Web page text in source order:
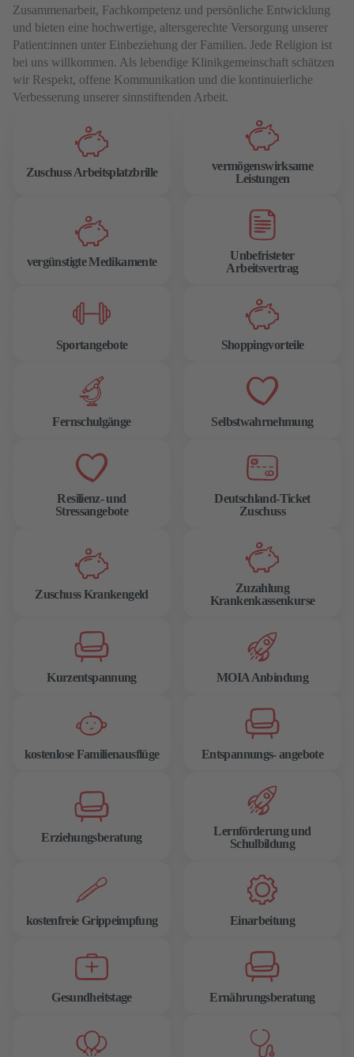
Zusammenarbeit, Fachkompetenz und persönliche Entwicklung
und bieten eine hochwertige, altersgerechte Versorgung unserer
Patient:innen unter Einbeziehung der Familien. Jede Religion ist
bei uns willkommen. Als lebendige Klinikgemeinschaft schätzen
wir Respekt, offene Kommunikation und die kontinuierliche
Verbesserung unserer sinnstiftenden Arbeit.
Zuschuss Arbeitsplatzbrille
vermögenswirksame
Leistungen
vergünstigte Medikamente
Unbefristeter
Arbeitsvertrag
Sportangebote Shoppingvorteile
Fernschulgänge Selbstwahrnehmung
Resilienz- und
Stressangebote
Deutschland-Ticket
Zuschuss
Zuschuss Krankengeld
Zuzahlung
Krankenkassenkurse
Kurzentspannung MOIA Anbindung
kostenlose Familienausflüge Entspannungs- angebote
Erziehungsberatung
Lernförderung und
Schulbildung
kostenfreie Grippeimpfung Einarbeitung
Gesundheitstage Ernährungsberatung